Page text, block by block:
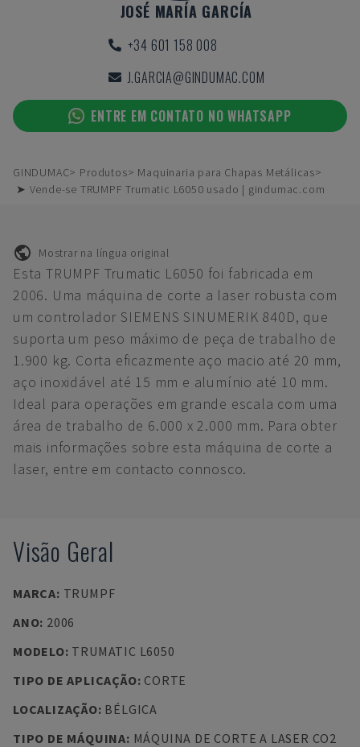
JOSÉ MARÍA GARCÍA
+34 601 158 008
J.GARCIA@GINDUMAC.COM
ENTRE EM CONTATO NO WHATSAPP
GINDUMAC Produtos
Maquinaria para Chapas Metálicas
➤ Vende-se TRUMPF Trumatic L6050 usado | gindumac.com
Mostrar na língua original
Esta TRUMPF Trumatic L6050 foi fabricada em
2006. Uma máquina de corte a laser robusta com
um controlador SIEMENS SINUMERIK 840D, que
suporta um peso máximo de peça de trabalho de
1.900 kg. Corta eficazmente aço macio até 20 mm,
aço inoxidável até 15 mm e alumínio até 10 mm.
Ideal para operações em grande escala com uma
área de trabalho de 6.000 x 2.000 mm. Para obter
mais informações sobre esta máquina de corte a
laser, entre em contacto connosco.
Visão Geral
MARCA: TRUMPF
ANO: 2006
MODELO: TRUMATIC L6050
TIPO DE APLICAÇÃO: CORTE
LOCALIZAÇÃO: BÉLGICA
TIPO DE MÁQUINA: MÁQUINA DE CORTE A LASER CO2